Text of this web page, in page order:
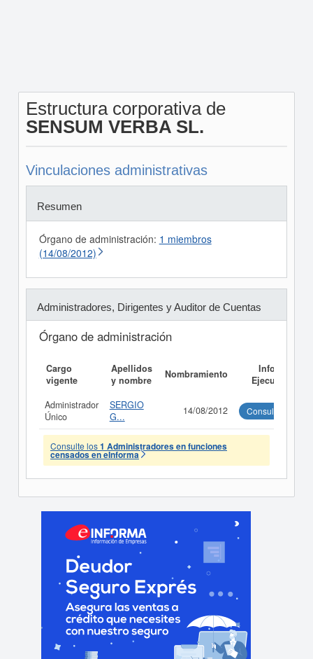
Estructura corporativa de
SENSUM VERBA SL.
Vinculaciones administrativas
Resumen
Órgano de administración: 1 miembros
(14/08/2012)
Administradores, Dirigentes y Auditor de Cuentas
Órgano de administración
Cargo
vigente
Apellidos
y nombre
Nombramiento
Informe
Ejecutivo
Administrador
Único
SERGIO
G...
14/08/2012 Consultar
Consulte los1 Administradores en funciones
censados en eInforma